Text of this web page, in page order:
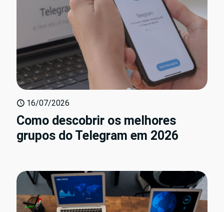
16/07/2026
Como descobrir os melhores
grupos do Telegram em 2026